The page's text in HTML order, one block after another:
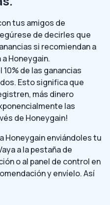
tus amigos de
de decirles que
si recomiendan a
Honeygain.
de las ganancias
Esto significa que
más dinero
las
de Honeygain!
Honeygain enviándoles tu
a la pestaña de
o al panel de control en
y envíelo. Así